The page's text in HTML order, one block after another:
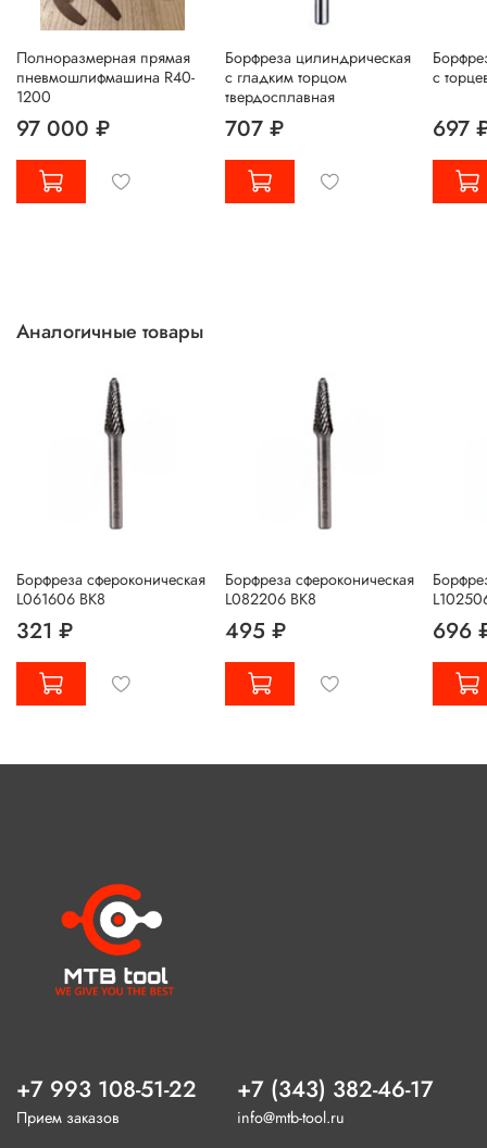
Полноразмерная прямая
пневмошлифмашина R40-
1200
97 000 ₽
Борфреза цилиндрическая
с гладким торцом
твердосплавная
707 ₽
с
697
Аналогичные товары
Борфреза сфероконическая
L061606 ВК8
321 ₽
Борфреза сфероконическая
L082206 ВК8
495 ₽ 696
+7 993 108-51-22
Прием заказов
+7 (343) 382-46-17
info@mtb-tool.ru